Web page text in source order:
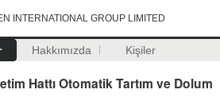
INTERNATIONAL GROUP LIMITED
Hakkımızda Kişiler
Hattı Otomatik Tartım ve Dolum